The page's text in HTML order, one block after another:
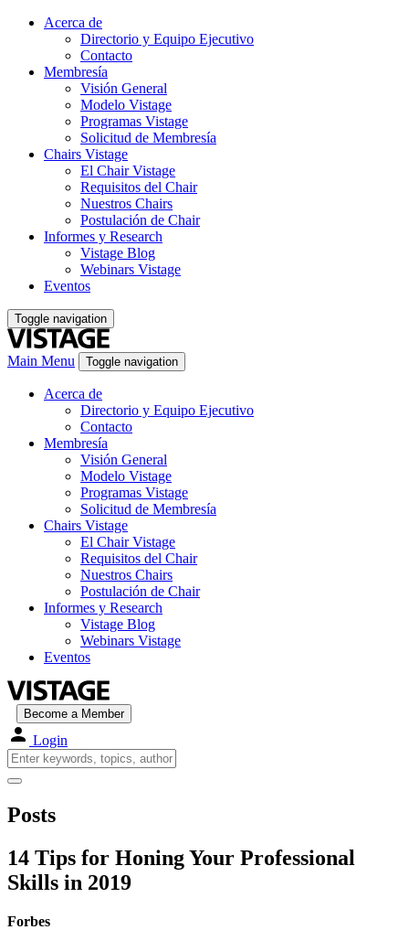
Acerca de
Directorio y Equipo Ejecutivo
Contacto
Membresía
Visión General
Modelo Vistage
Programas Vistage
Solicitud de Membresía
Chairs Vistage
El Chair Vistage
Requisitos del Chair
Nuestros Chairs
Postulación de Chair
Informes y Research
Vistage Blog
Webinars Vistage
Eventos
Toggle navigation
Main Menu Toggle navigation
Acerca de
Directorio y Equipo Ejecutivo
Contacto
Membresía
Visión General
Modelo Vistage
Programas Vistage
Solicitud de Membresía
Chairs Vistage
El Chair Vistage
Requisitos del Chair
Nuestros Chairs
Postulación de Chair
Informes y Research
Vistage Blog
Webinars Vistage
Eventos
Become a Member
Login
Posts
14 Tips for Honing Your Professional
Skills in 2019
Forbes